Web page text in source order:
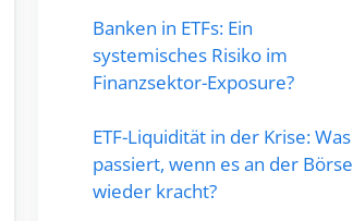
Banken in ETFs: Ein
systemisches Risiko im
Finanzsektor-Exposure?
ETF-Liquidität in der Krise: Was
passiert, wenn es an der Börse
wieder kracht?